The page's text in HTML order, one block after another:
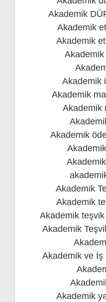
Akademik
Akademik
Akademik
Akademik
Akademik
Akademik
Akademik
Akademik
Akademik
Akademik
Akademik
Akademik ve İş
Akademik